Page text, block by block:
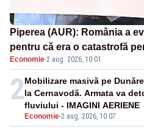
Piperea (AUR): România a
pentru că era o catastrofă
pensii
Economie·2 aug. 2026, 10:01
2
Economie-2 aug. 2026, 10:07
Mobilizare masivă pe
la Cernavodă. Armata va
fluviului - IMAGINI AERIENE